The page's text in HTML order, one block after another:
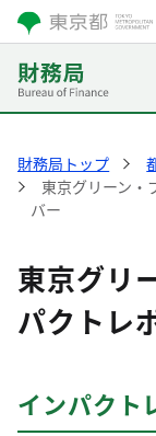
財務局トップ
東京グリーン・
バー
東京グリ
パクトレ
インパクト